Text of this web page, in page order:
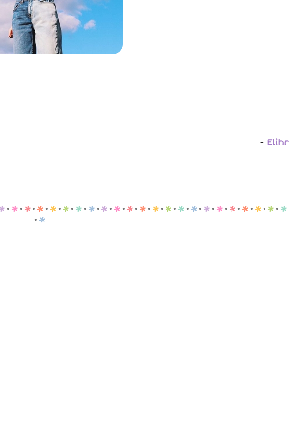
- Elihr
. p . p . p . p . p . p . p . p . p . p . p . p . p . p . p . p . p . p . p . p . p . p
. p